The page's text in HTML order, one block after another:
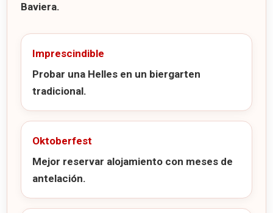
Baviera.
Imprescindible
Probar una Helles en un biergarten
tradicional.
Oktoberfest
Mejor reservar alojamiento con meses de
antelación.